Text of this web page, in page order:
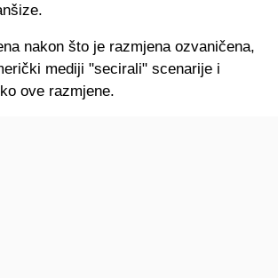
nakon što je razmjena ozvaničena,
mediji "secirali" scenarije i
ove razmjene.